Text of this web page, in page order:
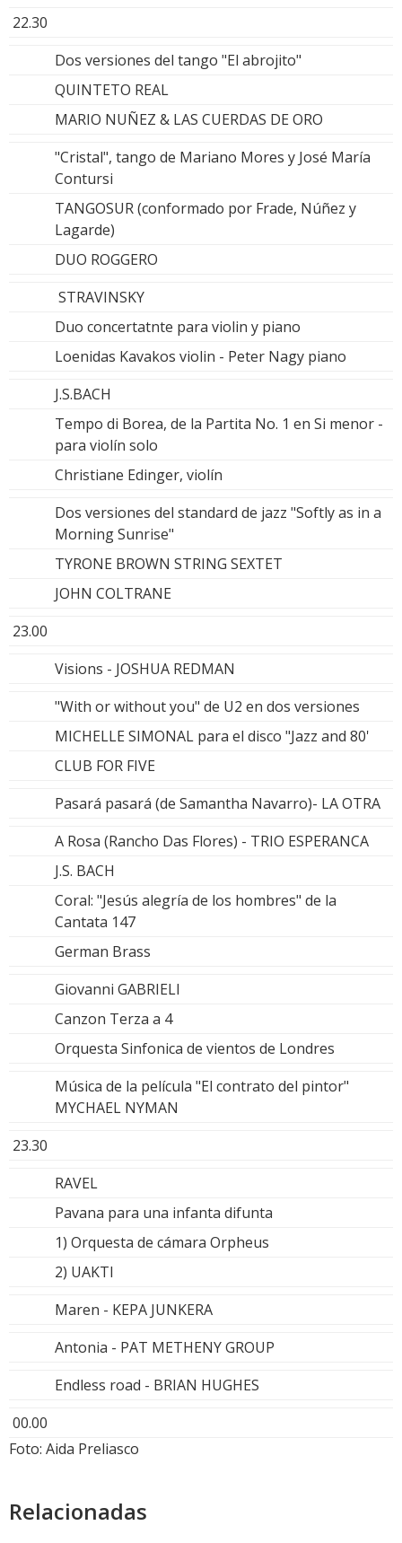
22.30
Dos versiones del tango "El abrojito"
QUINTETO REAL
MARIO NUÑEZ & LAS CUERDAS DE ORO
"Cristal", tango de Mariano Mores y José María
Contursi
TANGOSUR (conformado por Frade, Núñez y
Lagarde)
DUO ROGGERO
STRAVINSKY
Duo concertatnte para violin y piano
Loenidas Kavakos violin - Peter Nagy piano
J.S.BACH
Tempo di Borea, de la Partita No. 1 en Si menor -
para violín solo
Christiane Edinger, violín
Dos versiones del standard de jazz "Softly as in a
Morning Sunrise"
TYRONE BROWN STRING SEXTET
JOHN COLTRANE
23.00
Visions - JOSHUA REDMAN
"With or without you" de U2 en dos versiones
MICHELLE SIMONAL para el disco "Jazz and 80'
CLUB FOR FIVE
Pasará pasará (de Samantha Navarro)- LA OTRA
A Rosa (Rancho Das Flores) - TRIO ESPERANCA
J.S. BACH
Coral: "Jesús alegría de los hombres" de la
Cantata 147
German Brass
Giovanni GABRIELI
Canzon Terza a 4
Orquesta Sinfonica de vientos de Londres
Música de la película "El contrato del pintor"
MYCHAEL NYMAN
23.30
RAVEL
Pavana para una infanta difunta
1) Orquesta de cámara Orpheus
2) UAKTI
Maren - KEPA JUNKERA
Antonia - PAT METHENY GROUP
Endless road - BRIAN HUGHES
00.00
Foto: Aida Preliasco
Relacionadas